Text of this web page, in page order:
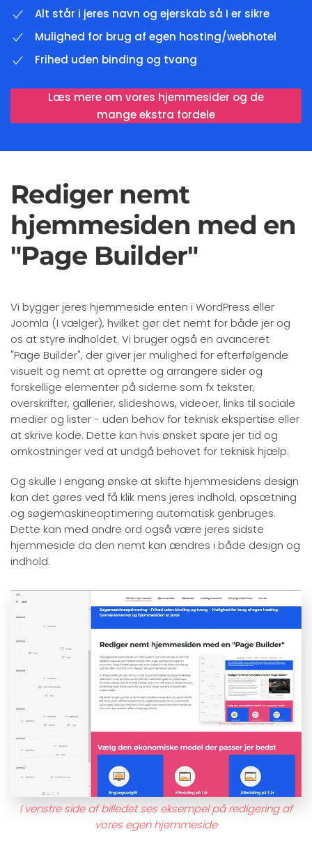
Alt står i jeres navn og ejerskab så I er sikre
Mulighed for brug af egen hosting/webhotel
Frihed uden binding og tvang
Læs mere om vores hjemmesider og de
mange ekstra fordele
Rediger nemt
hjemmesiden med en
"Page Builder"
Vi bygger jeres hjemmeside enten i WordPress eller
Joomla (I vælger), hvilket gør det nemt for både jer og
os at styre indholdet. Vi bruger også en avanceret
"Page Builder", der giver jer mulighed for efterfølgende
visuelt og nemt at oprette og arrangere sider og
forskellige elementer på siderne som fx tekster,
overskrifter, gallerier, slideshows, videoer, links til sociale
medier og lister - uden behov for teknisk ekspertise eller
at skrive kode. Dette kan hvis ønsket spare jer tid og
omkostninger ved at undgå behovet for teknisk hjælp.
Og skulle I engang ønske at skifte hjemmesidens design
kan det gøres ved få klik mens jeres indhold, opsætning
og søgemaskineoptimering automatisk genbruges.
Dette kan med andre ord også være jeres sidste
hjemmeside da den nemt kan ændres i både design og
indhold.
I venstre side af billedet ses eksempel på redigering af
vores egen hjemmeside